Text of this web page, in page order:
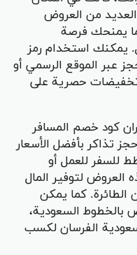
من العروض
يمنحك فرصة
يمكنك استخدام رمز
عبر الموقع الرسمي أو
تخفيضات حصرية على
كود خصم المسافر
تذاكر بأفضل الأسعار
للسفر للعمل أو
العروض لتوفير المال
الطائرة. كما يمكن
بالخطوط السعودية،
الفرسان لكسب